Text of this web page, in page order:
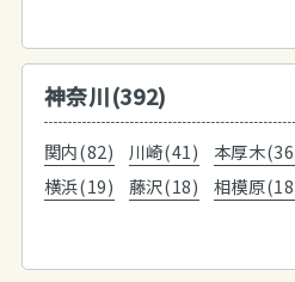
神奈川(392)
関内(82) 川崎(41) 本厚木
横浜(19)
藤沢(18)
相模原